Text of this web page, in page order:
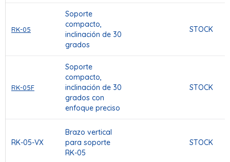
RK-05
Soporte
compacto,
inclinación de 30
grados
STOCK
RK-05F
Soporte
compacto,
inclinación de 30
grados con
enfoque preciso
STOCK
RK-05-VX
Brazo vertical
para soporte
RK-05
STOCK